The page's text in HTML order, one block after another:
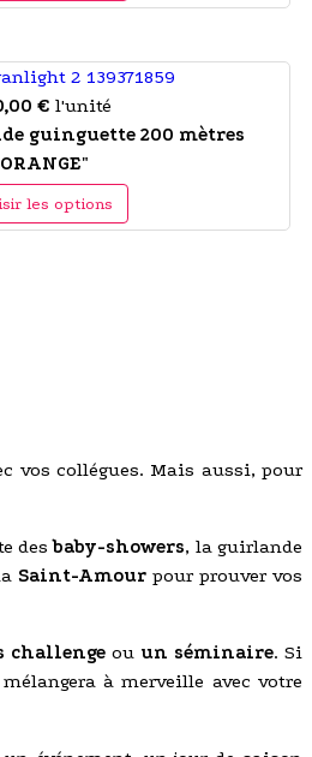
€ l'unité
guinguette 200 mètres
les options
vos collégues. Mais aussi, pour
desbaby-showers, la guirlande
Saint-Amourpour prouver vos
challenge ou un séminaire. Si
à merveille avec votre